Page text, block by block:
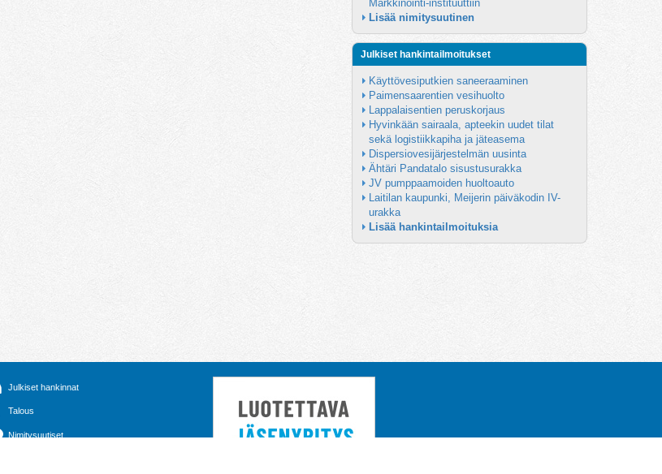
Markkinointi-instituuttiin
Lisää nimitysuutinen
Julkiset hankintailmoitukset
Käyttövesiputkien saneeraaminen
Paimensaarentien vesihuolto
Lappalaisentien peruskorjaus
Hyvinkään sairaala, apteekin uudet tilat
sekä logistiikkapiha ja jäteasema
Dispersiovesijärjestelmän uusinta
Ähtäri Pandatalo sisustusurakka
JV pumppaamoiden huoltoauto
Laitilan kaupunki, Meijerin päiväkodin IV-
urakka
Lisää hankintailmoituksia
Julkiset hankinnat
Talous
Nimitysuutiset